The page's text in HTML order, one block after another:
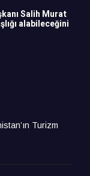
Salih Murat
alabileceğini
Turizm